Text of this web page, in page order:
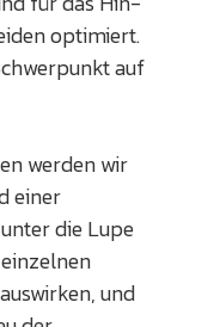
optimiert.
auf
werden wir
einer
die Lupe
und